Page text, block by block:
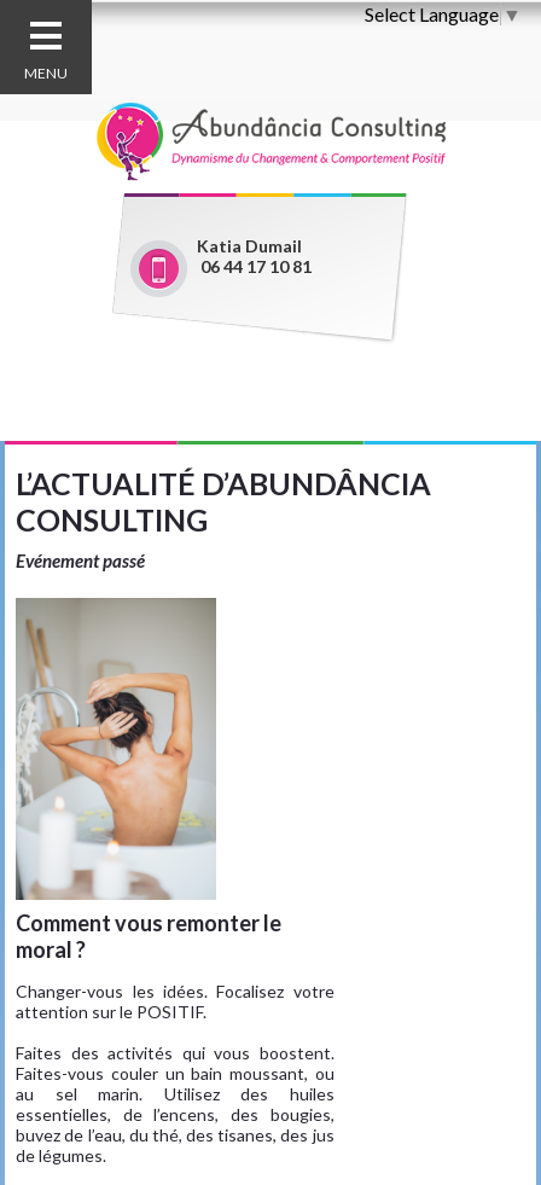
Katia Dumail
06 44 17 10 81
MENU
Select Language▼
L’ACTUALITÉ D’ABUNDÂNCIA
CONSULTING
Evénement passé
Comment vous remonter le
moral ?
Changer-vous les idées. Focalisez votre
attention sur le POSITIF.
Faites des activités qui vous boostent.
Faites-vous couler un bain moussant, ou
au sel marin. Utilisez des huiles
essentielles, de l’encens, des bougies,
buvez de l’eau, du thé, des tisanes, des jus
de légumes.